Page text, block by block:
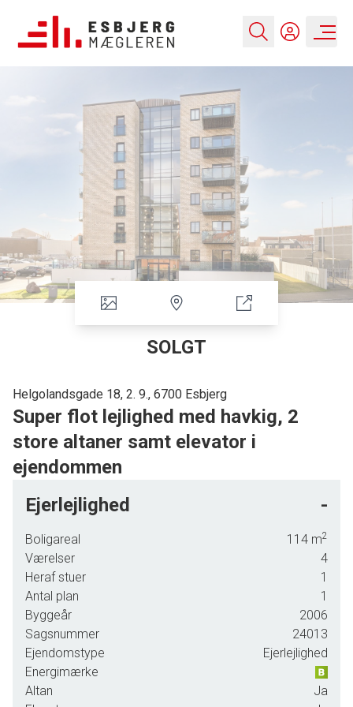
SOLGT
Helgolandsgade 18, 2. 9., 6700 Esbjerg
Super flot lejlighed med havkig, 2
store altaner samt elevator i
ejendommen
faciliteter ligger denne skønne lejlighed.
Der er utrolig flot og præsentabel indgangsparti, trappeopgang i
ejendommen, som også er udstyret med elevator.
Lejligheden er opført i 2006 i flotte materialer i tidsløst design og med en
moderne indretning, som er utrolig indbydende, for de som ønsker en
indflytningsklar lejlighed.
Der er 2 store og meget brugbare altaner, og fint kig til vandet.
Indeholder:
Ejerlejlighed -
Boligareal 114 m2
Værelser
4
Heraf stuer
1
Antal plan
1
Byggeår
2006
Sagsnummer
24013
Ejendomstype
Ejerlejlighed
Energimærke
Altan
Ja